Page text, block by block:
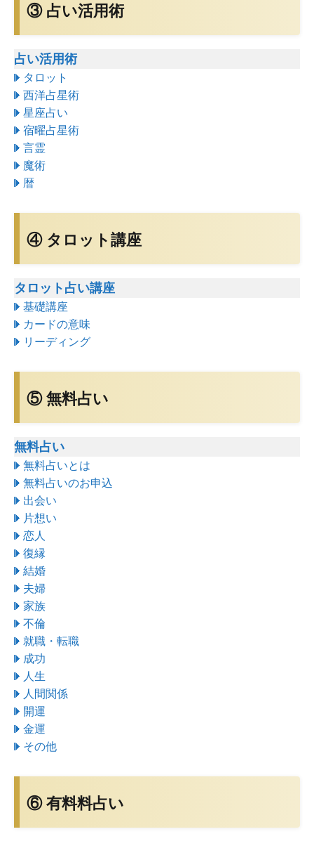
③ 占い活用術
占い活用術
タロット
西洋占星術
星座占い
宿曜占星術
言霊
魔術
暦
④ タロット講座
タロット占い講座
基礎講座
カードの意味
リーディング
⑤ 無料占い
無料占い
無料占いとは
無料占いのお申込
出会い
片想い
恋人
復縁
結婚
夫婦
家族
不倫
就職・転職
成功
人生
人間関係
開運
金運
その他
⑥ 有料料占い